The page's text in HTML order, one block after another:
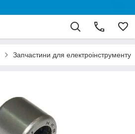
Запчастини для електроінструменту